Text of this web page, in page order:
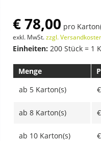
€ 78,00 pro
exkl. MwSt.zzgl.
Einheiten: 200 Stück = 1
Menge
ab 5 Karton(s)
ab 8 Karton(s)
ab 10 Karton(s)